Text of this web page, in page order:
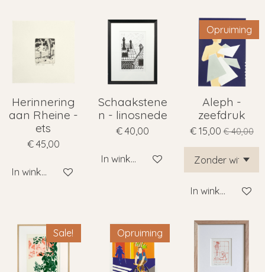
Herinnering
aan Rheine -
ets
€ 45,00
In winkelwagen
Schaakstene
n - linosnede
€ 40,00
In winkelwagen
Opruiming
Aleph -
zeefdruk
€ 15,00 € 40,00
In winkelwagen
Sale! Opruiming